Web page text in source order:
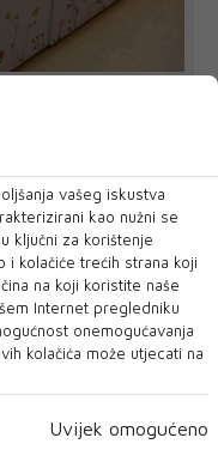
kompanija prije samo
vašeg iskustva
kao nužni se
ključni za korištenje
i kolačiće trećih strana koji
na koji koristite naše
Internet pregledniku
onemogućavanja
kolačića može utjecati na
Uvijek omogućeno